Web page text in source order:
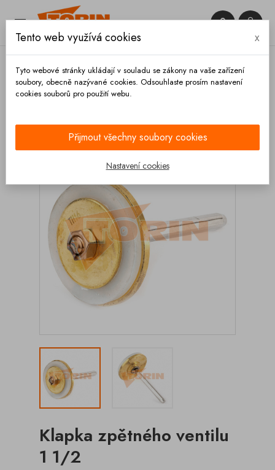
 

Klapka zpětného ventilu
1 1/2
Tento web využívá cookies x
Tyto webové stránky ukládají v souladu se zákony na vaše zařízení
soubory, obecně nazývané cookies. Odsouhlaste prosím nastavení
cookies souborů pro použití webu.
Přijmout všechny soubory cookies
Nastavení cookies